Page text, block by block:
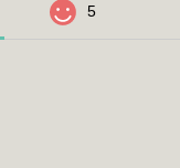
5